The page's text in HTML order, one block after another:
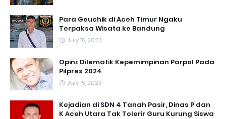
Para Geuchik di Aceh Timur Ngaku
Terpaksa Wisata ke Bandung
July 15, 2023
Opini: Dilematik Kepemimpinan Parpol Pada
Pilpres 2024
July 15, 2023
Kejadian di SDN 4 Tanah Pasir, Dinas P dan
K Aceh Utara Tak Tolerir Guru Kurung Siswa